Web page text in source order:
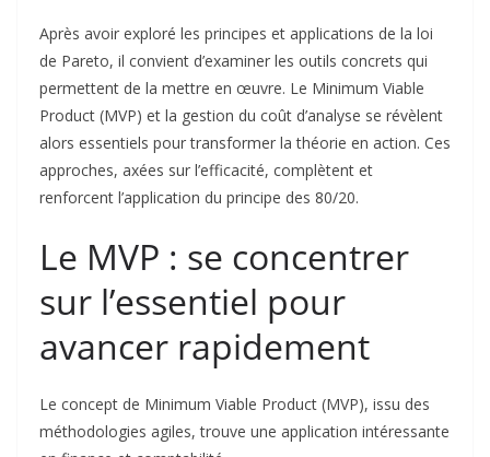
Après avoir exploré les principes et applications de la loi
de Pareto, il convient d’examiner les outils concrets qui
permettent de la mettre en œuvre. Le Minimum Viable
Product (MVP) et la gestion du coût d’analyse se révèlent
alors essentiels pour transformer la théorie en action. Ces
approches, axées sur l’efficacité, complètent et
renforcent l’application du principe des 80/20.
Le MVP : se concentrer
sur l’essentiel pour
avancer rapidement
Le concept de Minimum Viable Product (MVP), issu des
méthodologies agiles, trouve une application intéressante